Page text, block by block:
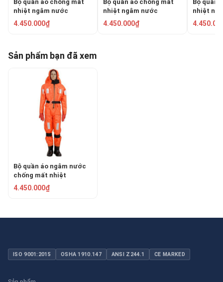
Bộ quần áo chống mất
nhiệt ngâm nước
RONGSHENG RSF-II
4.450.000₫
Bộ quần áo chống mất
nhiệt ngâm nước
LALIZAS 70455
4.450.000₫
Bộ quần
nhiệt
LALIZAS
Sản phẩm bạn đã xem
Bộ quần áo ngâm nước
chống mất nhiệt
RONGSHENG RSF-I
4.450.000₫
ISO 9001:2015 OSHA 1910.147 ANSI Z244.1 CE MARKED